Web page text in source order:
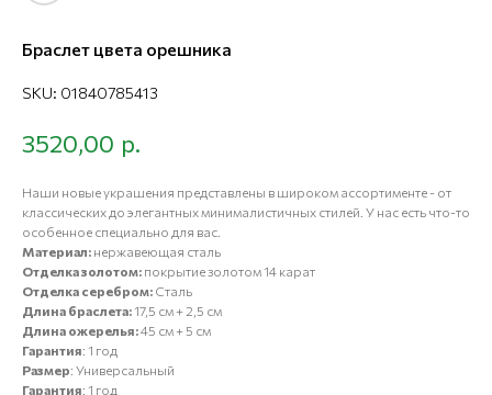
Браслет цвета орешника
SKU: 01840785413
3520,00 р.
Наши новые украшения представлены в широком ассортименте - от
классических до элегантных минималистичных стилей. У нас есть что-то
особенное специально для вас.
Материал: нержавеющая сталь
Отделка золотом: покрытие золотом 14 карат
Отделка серебром: Сталь
Длина браслета:17,5 см + 2,5 см
Длина ожерелья:45 см + 5 см
Гарантия: 1 год
Размер: Универсальный
Гарантия: 1 год